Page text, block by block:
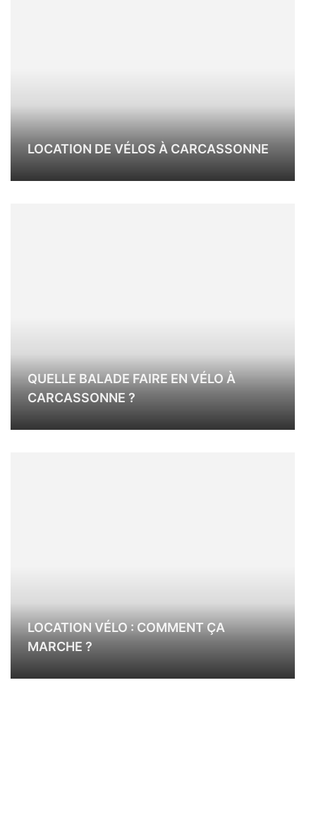
LOCATION DE VÉLOS À CARCASSONNE
QUELLE BALADE FAIRE EN VÉLO À
CARCASSONNE ?
LOCATION VÉLO : COMMENT ÇA
MARCHE ?